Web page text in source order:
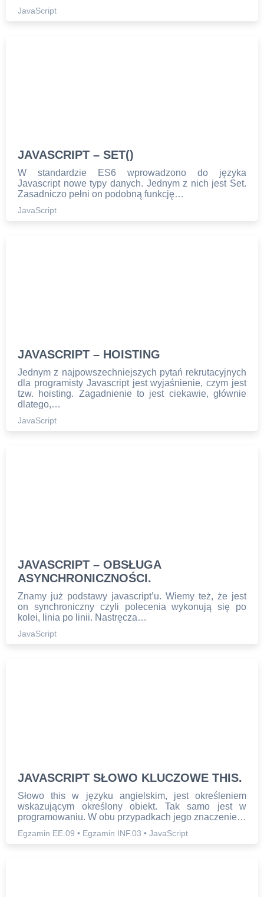
JavaScript
JAVASCRIPT – SET()
W standardzie ES6 wprowadzono do języka
Javascript nowe typy danych. Jednym z nich jest Set.
Zasadniczo pełni on podobną funkcję…
JavaScript
JAVASCRIPT – HOISTING
Jednym z najpowszechniejszych pytań rekrutacyjnych
dla programisty Javascript jest wyjaśnienie, czym jest
tzw. hoisting. Zagadnienie to jest ciekawie, głównie
dlatego,…
JavaScript
JAVASCRIPT – OBSŁUGA
ASYNCHRONICZNOŚCI.
Znamy już podstawy javascript’u. Wiemy też, że jest
on synchroniczny czyli polecenia wykonują się po
kolei, linia po linii. Nastręcza…
JavaScript
JAVASCRIPT SŁOWO KLUCZOWE THIS.
Słowo this w języku angielskim, jest określeniem
wskazującym określony obiekt. Tak samo jest w
programowaniu. W obu przypadkach jego znaczenie…
Egzamin EE.09 • Egzamin INF.03 • JavaScript